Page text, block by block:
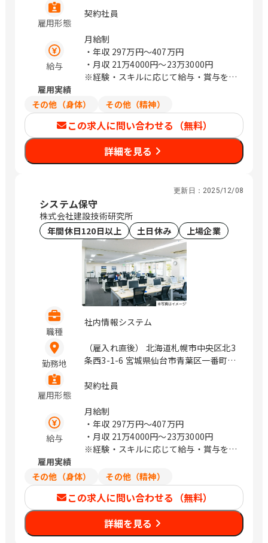
玉県さいたま市浦和区上木崎1-14-6
区新都心11－2 明治安田生命さいたま
新都心ビル 東京都中央区日本橋浜町3-
21-1 日本橋浜町Fタワー 東京都中央区
日本橋蛎殻町2-14-5 KDX浜町中ノ橋ビ
本橋安田スカイゲート 東京都中央区日
本橋浜町3-3-2 トルナーレ日本橋浜町
愛知県名古屋市中区錦1-5-13 オリッ
クス名古屋錦ビル 大阪府大阪市中央区
道修町1-6-7 JMFビル北浜01 福岡県福
岡市中央区大名2-4-12 CTI福岡ビル
幌、仙台、万博記念公園、研究学園、さ
いたま新都心、与野、北与野、水天宮
前、浜町、伏見、北浜、赤坂
雇用形態
契約社員
給与
月給制
・年収 297万円〜407万円
・月収 21万4000円〜23万3000円
※経験・スキルに応じて給与・賞与を決
雇用実績
その他（身体）
その他（精神）
この求人に問い合わせる（無料）
詳細を見る
更新日： 2025/12/08
システム保守
株式会社建設技術研究所
年間休日120日以上
土日休み 上場企業
職種
社内情報システム
勤務地
（雇入れ直後） 北海道札幌市中央区北3
条西3-1-6 宮城県仙台市青葉区一番町4-
玉県さいたま市浦和区上木崎1-14-6
区新都心11－2 明治安田生命さいたま
新都心ビル 東京都中央区日本橋浜町3-
21-1 日本橋浜町Fタワー 東京都中央区
日本橋蛎殻町2-14-5 KDX浜町中ノ橋ビ
本橋安田スカイゲート 東京都中央区日
本橋浜町3-3-2 トルナーレ日本橋浜町
愛知県名古屋市中区錦1-5-13 オリッ
クス名古屋錦ビル 大阪府大阪市中央区
道修町1-6-7 JMFビル北浜01 福岡県福
岡市中央区大名2-4-12 CTI福岡ビル
雇用形態
契約社員
給与
月給制
・年収 297万円〜407万円
・月収 21万4000円〜23万3000円
※経験・スキルに応じて給与・賞与を決
雇用実績
その他（身体）
その他（精神）
この求人に問い合わせる（無料）
詳細を見る